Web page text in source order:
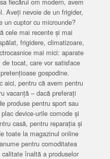
Aveți nevoie de un frigider,
un cuptor cu microunde?
cele mai recente și mai
frigidere, climatizoare,
mai mici: aparate
tocat, care vor satisface
gospodine.
aici, pentru că avem pentru
vacanță – dacă preferați
produse pentru sport sau
device-urile comode și
casă, pentru reparația și
toate la magazinul online
pentru comoditatea
înaltă a produselor